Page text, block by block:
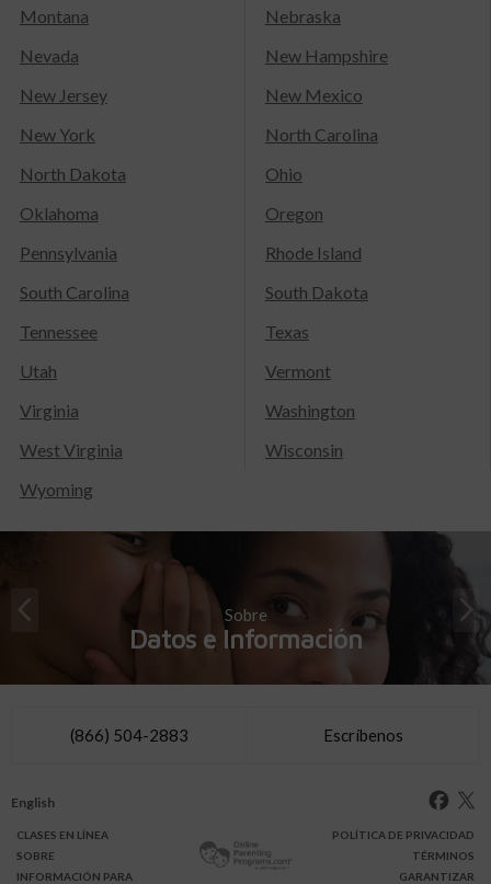
Montana
Nebraska
Nevada
New Hampshire
New Jersey
New Mexico
New York
North Carolina
North Dakota
Ohio
Oklahoma
Oregon
Pennsylvania
Rhode Island
South Carolina
South Dakota
Tennessee
Texas
Utah
Vermont
Virginia
Washington
West Virginia
Wisconsin
Wyoming
Sobre
Datos e Información
(866) 504-2883 Escríbenos
English
CLASES EN LÍNEA
SOBRE
INFORMACIÓN PARA
POLÍTICA DE PRIVACIDAD
TÉRMINOS
GARANTIZAR